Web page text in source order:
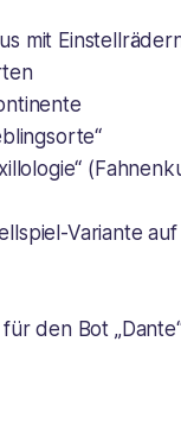
mit
Variante
den Bot